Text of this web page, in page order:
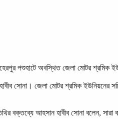
পশুহাটে অবস্থিত জেলা মোটর শ্রমিক
জেলা মোটর শ্রমিক ইউনিয়নের
আহসান হাবীব সোনা বলেন, সারা